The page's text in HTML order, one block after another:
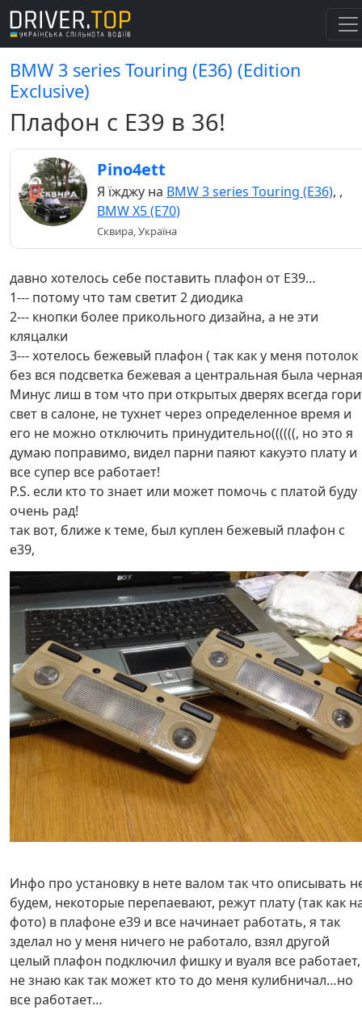
BMW 3 series Touring (E36) (Edition
Exclusive)
Плафон с Е39 в 36!
Pino4ett
Я їжджу на BMW 3 series Touring (E36), ,
BMW X5 (E70)
Сквира, Україна
давно хотелось себе поставить плафон от Е39…
1--- потому что там светит 2 диодика
2--- кнопки более прикольного дизайна, а не эти
кляцалки
3--- хотелось бежевый плафон ( так как у меня потолок
без вся подсветка бежевая а центральная была
Минус лиш в том что при открытых дверях всегда
свет в салоне, не тухнет через определенное время и
его не можно отключить принудительно((((((, но это я
думаю поправимо, видел парни паяют какуэто плату и
все супер все работает!
Р.S. если кто то знает или может помочь с платой буду
очень рад!
так вот, ближе к теме, был куплен бежевый плафон с
е39,
Инфо про установку в нете валом так что описывать
будем, некоторые перепаевают, режут плату (так как
фото) в плафоне е39 и все начинает работать, я так
зделал но у меня ничего не работало, взял другой
целый плафон подключил фишку и вуаля все работает,
не знаю как так может кто то до меня кулибничал…но
все работает…